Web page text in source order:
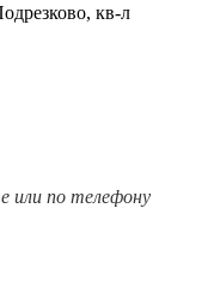
кв-л
или по телефону